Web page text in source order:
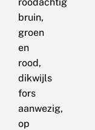
bruin,
groen
en
rood,
dikwijls
fors
aanwezig,
op